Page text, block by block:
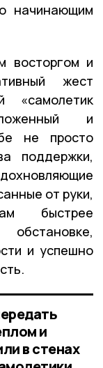
начинающим
восторгом и
жест
«самолетик
и
не просто
поддержки,
от руки,
быстрее
и успешно
и
в стенах